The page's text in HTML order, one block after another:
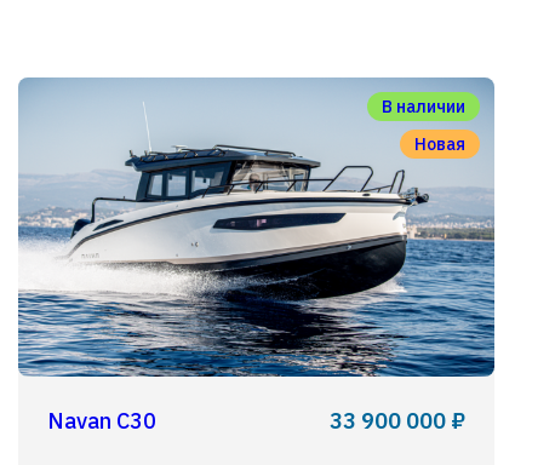
В наличии
Новая
Navan C30 33 900 000 ₽